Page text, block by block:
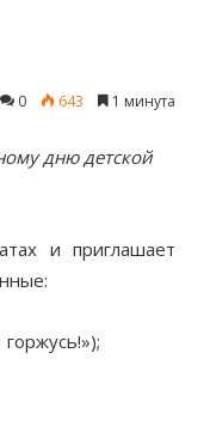
0 643 1 минута
дню детской
и приглашает